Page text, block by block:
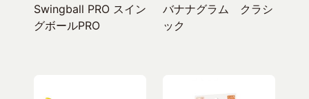
Swingball PRO スイン
グボールPRO
バナナグラム クラシ
ック